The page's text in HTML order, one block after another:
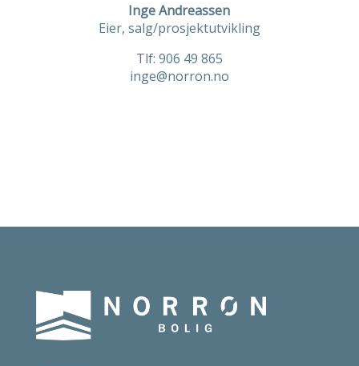
Inge Andreassen
Eier, salg/prosjektutvikling
Tlf: 906 49 865
inge@norron.no